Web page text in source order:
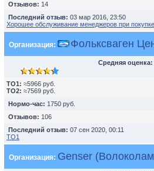
Отзывов: 14
Последний отзыв: 03 мар 2016, 23:50
Хорошее обслуживание менеджеров при
Организация: Фольксваген
Средняя оценка:
TO1: ≈5966 руб.
TO2: ≈7569 руб.
Нормо-час: 1750 руб.
Отзывов: 106
Последний отзыв: 07 сен 2020, 00:11
ТО1
Организация: Genser